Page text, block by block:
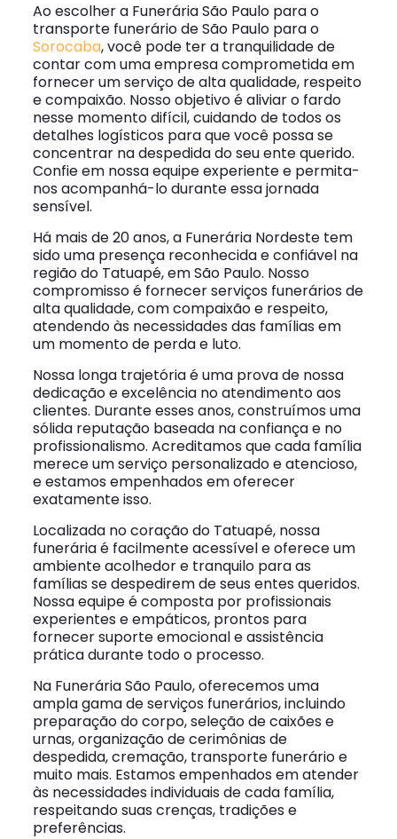
Ao escolher a Funerária São Paulo para o
transporte funerário de São Paulo para o
Sorocaba, você pode ter a tranquilidade de
contar com uma empresa comprometida em
fornecer um serviço de alta qualidade, respeito
e compaixão. Nosso objetivo é aliviar o fardo
nesse momento difícil, cuidando de todos os
detalhes logísticos para que você possa se
concentrar na despedida do seu ente querido.
Confie em nossa equipe experiente e permita-
nos acompanhá-lo durante essa jornada
sensível.
Há mais de 20 anos, a Funerária Nordeste tem
sido uma presença reconhecida e confiável na
região do Tatuapé, em São Paulo. Nosso
compromisso é fornecer serviços funerários de
alta qualidade, com compaixão e respeito,
atendendo às necessidades das famílias em
um momento de perda e luto.
Nossa longa trajetória é uma prova de nossa
dedicação e excelência no atendimento aos
clientes. Durante esses anos, construímos uma
sólida reputação baseada na confiança e no
profissionalismo. Acreditamos que cada família
merece um serviço personalizado e atencioso,
e estamos empenhados em oferecer
exatamente isso.
Localizada no coração do Tatuapé, nossa
funerária é facilmente acessível e oferece um
ambiente acolhedor e tranquilo para as
famílias se despedirem de seus entes queridos.
Nossa equipe é composta por profissionais
experientes e empáticos, prontos para
fornecer suporte emocional e assistência
prática durante todo o processo.
Na Funerária São Paulo, oferecemos uma
ampla gama de serviços funerários, incluindo
preparação do corpo, seleção de caixões e
urnas, organização de cerimônias de
despedida, cremação, transporte funerário e
muito mais. Estamos empenhados em atender
às necessidades individuais de cada família,
respeitando suas crenças, tradições e
preferências.